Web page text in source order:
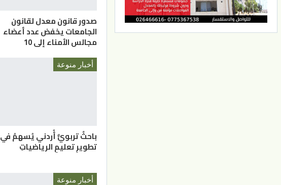
صدور قانون معدل لقانون
الجامعات يخفض عدد أعضاء
مجالس الأمناء إلى 10
أخبار منوعة
باحثٌ تربويٌّ أُردني يُسهمُ في
تطويرِ تعليمِ الرياضياتِ
أخبار منوعة